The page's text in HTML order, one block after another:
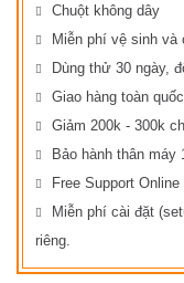
Chuột không dây
Miễn phí vệ sinh và
Dùng thử 30 ngày,
Giao hàng toàn
Giảm 200k - 300k
Bảo hành thân máy
Free Support
Miễn phí cài đặt
riêng.